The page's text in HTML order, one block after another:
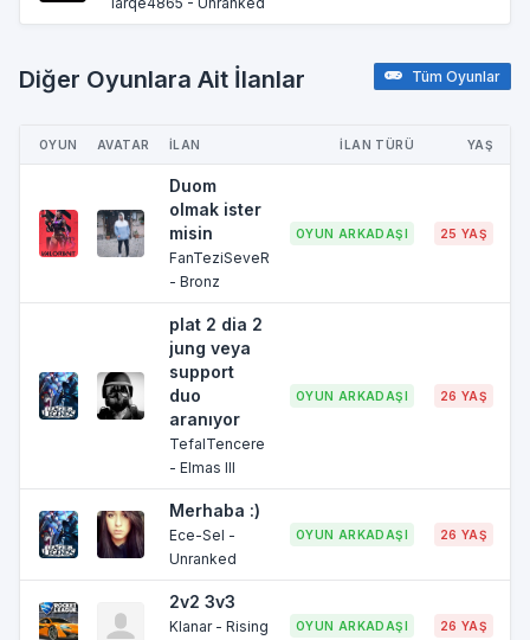
Diğer Oyunlara Ait İlanlar Tüm Oyunlar
OYUN AVATAR İLAN İLAN TÜRÜ YAŞ
Duom
olmak ister
misin
FanTeziSeveR
- Bronz
OYUN ARKADAŞI 25 YAŞ
plat 2 dia 2
jung veya
support
duo
aranıyor
TefalTencere
- Elmas III
OYUN ARKADAŞI 26 YAŞ
Merhaba :)
Ece-Sel -
Unranked
OYUN ARKADAŞI 26 YAŞ
2v2 3v3
Klanar - Rising
OYUN ARKADAŞI 26 YAŞ